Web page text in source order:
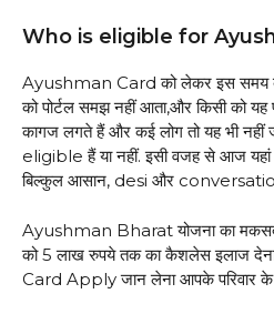
Who is eligible for
Ayushman Card को लेकर इस समय
को पोर्टल समझ नहीं आता,और किसी को यह
कागज लगते हैं और कई लोग तो यह भी नहीं
eligible हैं या नहीं. इसी वजह से आज
बिल्कुल आसान, desi और
Ayushman Bharat योजना का मकसद
को 5 लाख रुपये तक का कैशलेस इलाज
Card Apply जान लेना आपके परिवार के